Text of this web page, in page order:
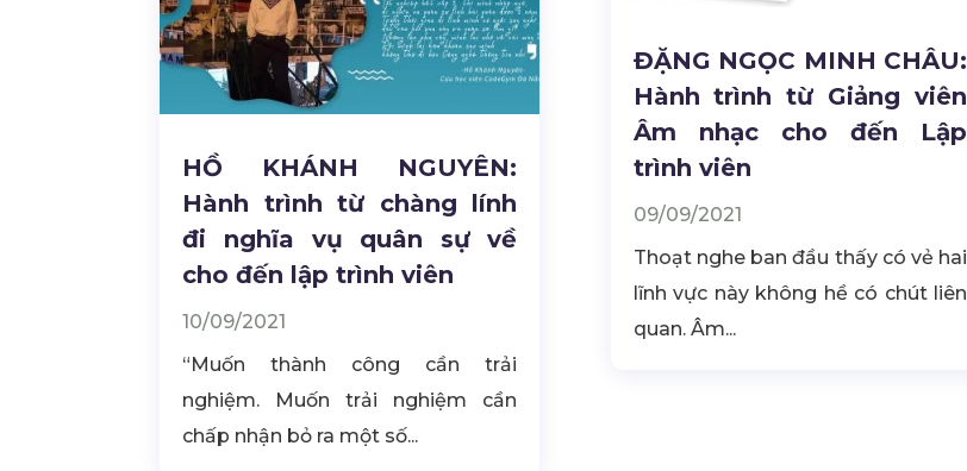
HỒ KHÁNH NGUYÊN:
Hành trình từ chàng lính
đi nghĩa vụ quân sự về
cho đến lập trình viên
10/09/2021
“Muốn thành công cần trải
nghiệm. Muốn trải nghiệm cần
chấp nhận bỏ ra một số...
ĐẶNG NGỌC MINH CHÂU:
Hành trình từ Giảng viên
Âm nhạc cho đến Lập
trình viên
09/09/2021
Thoạt nghe ban đầu thấy có vẻ hai
lĩnh vực này không hề có chút liên
quan. Âm...